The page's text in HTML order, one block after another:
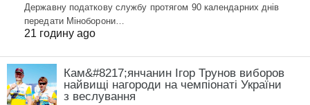
Державну податкову службу протягом 90 календарних днів
передати Міноборони…
21 годину ago
Кам&#8217;янчанин Ігор Трунов виборов
найвищі нагороди на чемпіонаті України
з веслування